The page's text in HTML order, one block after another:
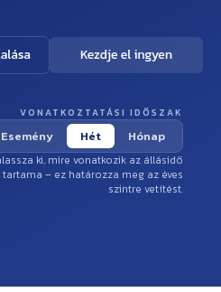
VONATKOZTATÁSI IDŐSZAK
Esemény Hét Hónap
ki, mire vonatkozik az állásidő
tartama – ez határozza meg az éves
szintre vetítést.